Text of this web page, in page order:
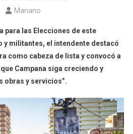
Mariano
para las Elecciones de este
y militantes, el intendente destacó
como cabeza de lista y convocó a
Campana siga creciendo y
obras y servicios”.